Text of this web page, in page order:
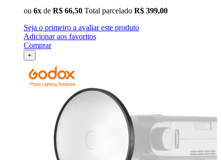
ou 6x de R$ 66,50 Total parcelado R$ 399,00
Seja o primeiro a avaliar este produto
Adicionar aos favoritos
Comprar
+